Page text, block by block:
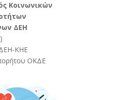
Κοινωνικών
ΔΕΗ
)
ΚΗΕ
ΟΚΔΕ